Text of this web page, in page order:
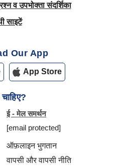
व उपभोक्ता संदर्शिका
साइटें
Our App
App Store
ई - मेल समर्थन
[email protected]
ऑफ़लाइन भुगतान
वापसी और वापसी नीति